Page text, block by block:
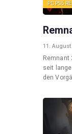
PC PS5
11. August
Remnant
seit
den